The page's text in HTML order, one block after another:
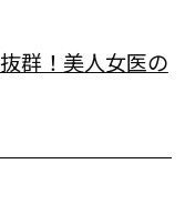
群！美人女医の